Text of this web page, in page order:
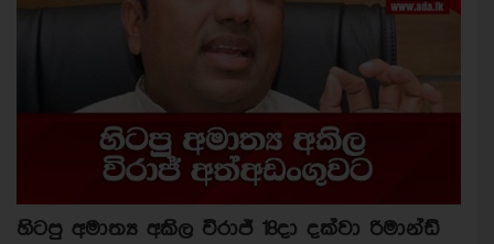
හිටපු අමාත්‍ය අකිල විරාජ් 18දා දක්වා රිමාන්ඩ්